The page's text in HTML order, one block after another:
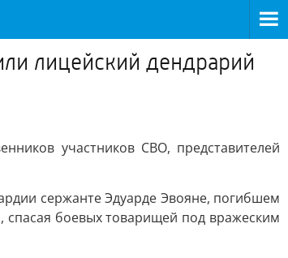
лицейский дендрарий
участников СВО, представителей
сержанте Эдуарде Эвояне, погибшем
спасая боевых товарищей под вражеским